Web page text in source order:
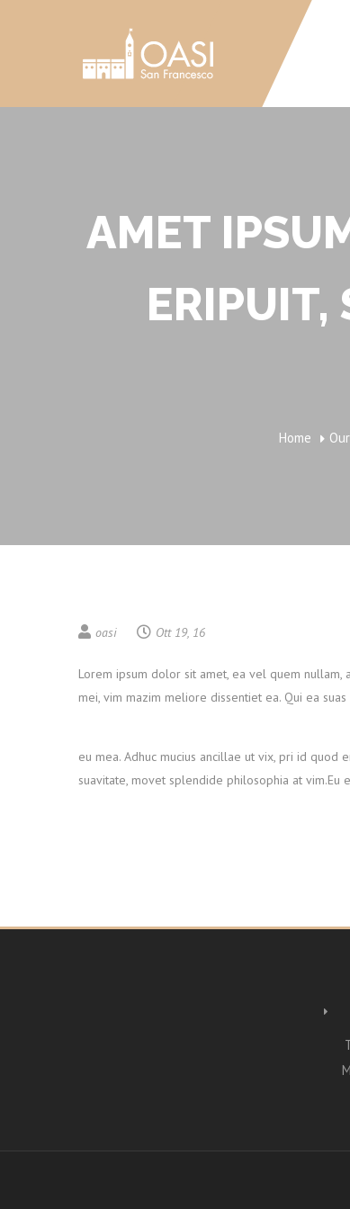
AMET
ERIPUIT,
Home
oasi Ott 19, 16
Lorem ipsum dolor sit amet, ea vel quem
mei, vim mazim meliore dissentiet ea. Qui ea
eu mea. Adhuc mucius ancillae ut vix, pri id quod
suavitate, movet splendide philosophia at vim.Eu